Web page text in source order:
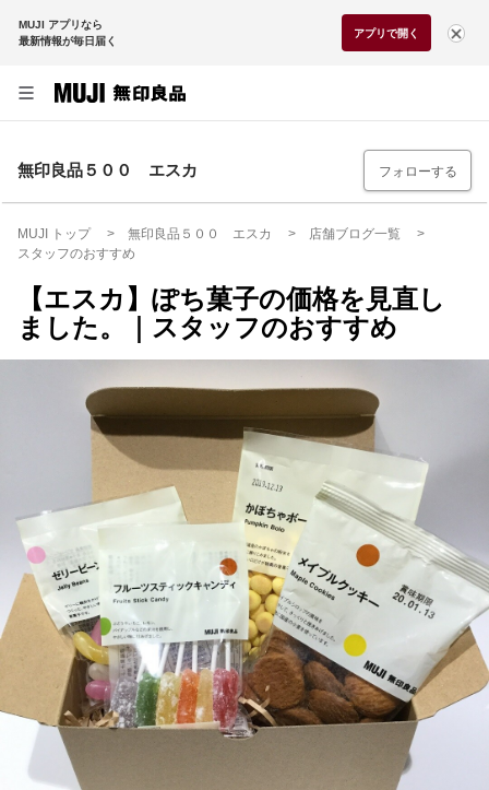
MUJI アプリなら
最新情報が毎日届く
アプリで開く
無印良品５００ エスカ フォローする
MUJI トップ 無印良品５００ エスカ
店舗ブログ一覧
スタッフのおすすめ
【エスカ】ぽち菓子の価格を見直し
ました。｜スタッフのおすすめ